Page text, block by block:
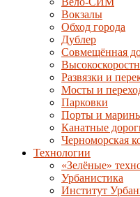
Вокзалы
Обход города
Дублер
Совмещённая
Развязки и
Мосты и
Парковки
Порты и
Канатные
Черноморская
Технологии
«Зелёные»
Урбанистика
Институт